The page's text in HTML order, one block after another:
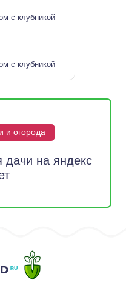
с клубникой
с клубникой
и огорода
дачи на яндекс